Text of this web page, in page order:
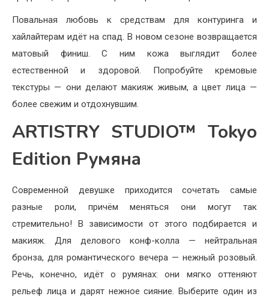
Повальная любовь к средствам для контуринга и
хайлайтерам идёт на спад. В новом сезоне возвращается
матовый финиш. С ним кожа выглядит более
естественной и здоровой. Попробуйте кремовые
текстуры — они делают макияж живым, а цвет лица —
более свежим и отдохнувшим.
ARTISTRY STUDIO™ Tokyo
Edition Румяна
Современной девушке приходится сочетать самые
разные роли, причём меняться они могут так
стремительно! В зависимости от этого подбирается и
макияж. Для делового конф-колла — нейтральная
бронза, для романтического вечера — нежный розовый.
Речь, конечно, идёт о румянах: они мягко оттеняют
рельеф лица и дарят нежное сияние. Выберите один из